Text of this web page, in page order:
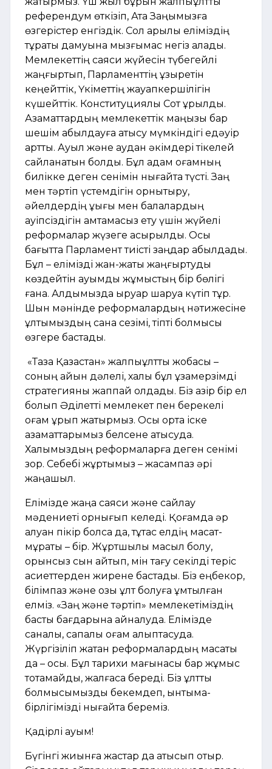
референдум өткізіп, Ата Заңымызға
өзгерістер енгіздік. Сол арқылы еліміздің
тұрақты дамуына мызғымас негіз қаладық.
Мемлекеттің саяси жүйесін түбегейлі
жаңғыртып, Парламенттің құзыретін
кеңейттік, Үкіметтің жауапкершілігін
күшейттік. Конституциялық Сот құрылды.
Азаматтардың мемлекеттік маңызы бар
шешім қабылдауға қатысу мүмкіндігі едәуір
артты. Ауыл және аудан әкімдері тікелей
сайланатын болды. Бұл қадам қоғамның
билікке деген сенімін нығайта түсті. Заң
мен тәртіп үстемдігін орнықтыру,
әйелдердің құқығы мен балалардың
қауіпсіздігін қамтамасыз ету үшін жүйелі
реформалар жүзеге асырылды. Осы
бағытта Парламент тиісті заңдар қабылдады.
Бұл – елімізді жан-жақты жаңғыртуды
көздейтін ауқымды жұмыстың бір бөлігі
ғана. Алдымызда қыруар шаруа күтіп тұр.
Шын мәнінде реформалардың нәтижесіне
ұлтымыздың сана сезімі, тіпті болмысы
өзгере бастады.
«Таза Қазақстан» жалпыұлттық жобасы –
соның айқын дәлелі, халық бұл ұзақмерзімді
стратегияны жаппай қолдады. Біз қазір бір ел
болып Әділетті мемлекет пен берекелі
қоғам құрып жатырмыз. Осы ортақ іске
азаматтарымыз белсене қатысуда.
Халқымыздың реформаларға деген сенімі
зор. Себебі жұртымыз – жасампаз әрі
жаңашыл.
Елімізде жаңа саяси және сайлау
мәдениеті орнығып келеді. Қоғамда әр
алуан пікір болса да, тұтас елдің мақсат-
мұраты – бір. Жұртшылық масыл болу,
орынсыз сын айтып, мін тағу секілді теріс
қасиеттерден жирене бастады. Біз еңбекқор,
білімпаз және озық ұлт болуға ұмтылған
елміз. «Заң және тәртіп» мемлекетіміздің
басты бағдарына айналуда. Елімізде
саналы, сапалы қоғам қалыптасуда.
Жүргізіліп жатқан реформалардың мақсаты
да – осы. Бұл тарихи мағынасы бар жұмыс
тоқтамайды, жалғаса береді. Біз ұлттық
болмысымызды бекемдеп, ынтымақ-
бірлігімізді нығайта береміз.
Қадірлі қауым!
Бүгінгі жиынға жастар да қатысып отыр.